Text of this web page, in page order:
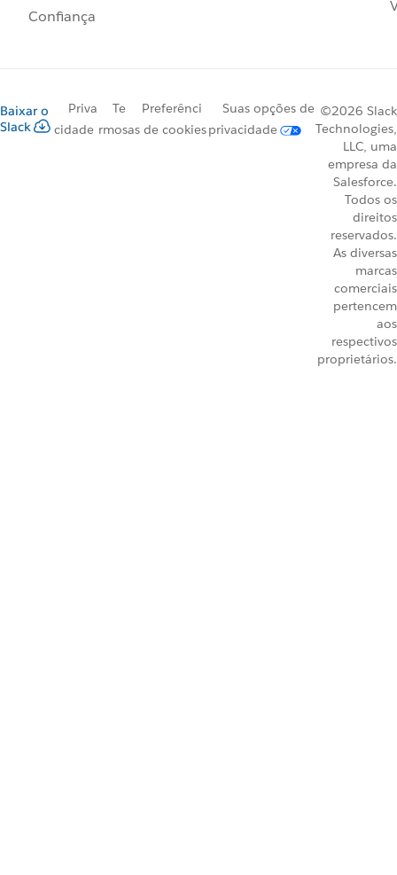
Confiança
Baixar o
Slack
Priva
cidade
Te
rmos
Preferênci
as de cookies
Suas opções de
privacidade
©2026 Slack
Technologies,
LLC, uma
empresa da
Salesforce.
Todos os
direitos
reservados.
As diversas
marcas
comerciais
pertencem
aos
respectivos
proprietários.